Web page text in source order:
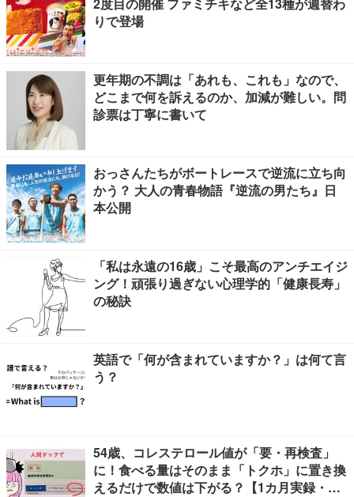
りで登場
更年期の不調は「あれも、これも」なので、
どこまで何を訴えるのか、加減が難しい。問
診票は丁寧に書いて
おっさんたちがボートレースで逆流に立ち向
かう？ 大人の青春物語『逆流の男たち』日
本公開
「私は永遠の16歳」こそ最高のアンチエイジ
ング！頑張り過ぎない心理学的「健康長寿」
の秘訣
英語で「何が含まれていますか？」は何て言
う？
54歳、コレステロール値が「要・再検査」
に！食べる量はそのまま「トクホ」に置き換
えるだけで数値は下がる？【1カ月実録・ビ